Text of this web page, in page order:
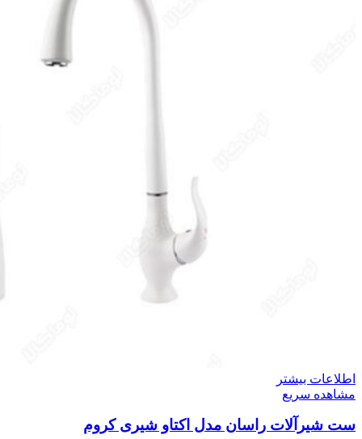
اطلاعات بیشتر
مشاهده سریع
ست شیرآلات راسان مدل اکتاو شیری کروم